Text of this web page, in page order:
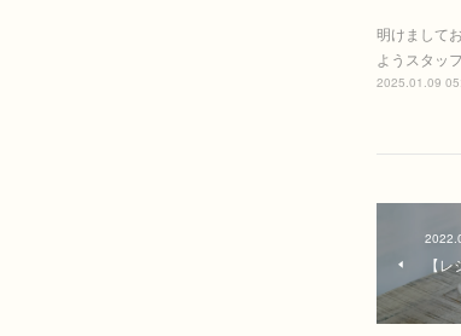
明けまして
ようスタッ
2025.01.09
【